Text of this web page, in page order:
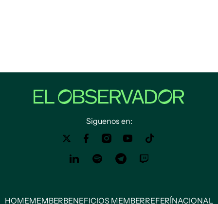
Siguenos en:
HOMEMEMBERBENEFICIOS MEMBERREFERÍNACIONAL